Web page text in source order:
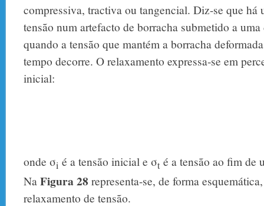
compressiva, tractiva ou tangencial. Diz-se que há
tensão num artefacto de borracha submetido a
quando a tensão que mantém a borracha
tempo decorre. O relaxamento expressa-se em
inicial:
onde σi é a tensão inicial e σt é a tensão ao fim de
NaFigura 28 representa-se, de forma
relaxamento de tensão.